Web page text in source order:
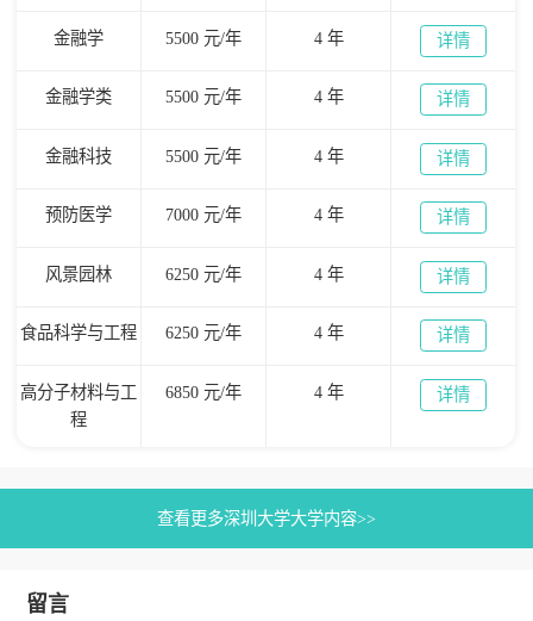
金融学 5500 元/年 4 年 详情
金融学类 5500 元/年 4 年 详情
金融科技 5500 元/年 4 年 详情
预防医学 7000 元/年 4 年 详情
风景园林 6250 元/年 4 年 详情
食品科学与工程 6250 元/年 4 年 详情
高分子材料与工
程
6850 元/年 4 年 详情
查看更多深圳大学大学内容>>
留言